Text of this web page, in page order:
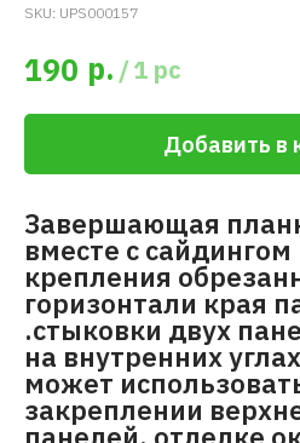
SKU: UPS000157
190 р. /1 pc
Добавить в
Завершающая
вместе с
крепления
горизонтали края
.стыковки двух
на внутренних
может
закреплении